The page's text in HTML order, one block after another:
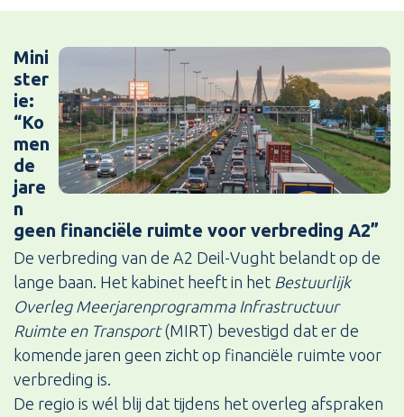
Mini
ster
ie:
“Ko
men
de
jare
n
geen financiële ruimte voor verbreding A2”
De verbreding van de A2 Deil-Vught belandt op de
lange baan. Het kabinet heeft in het Bestuurlijk
Overleg Meerjarenprogramma Infrastructuur
Ruimte en Transport(MIRT) bevestigd dat er de
komende jaren geen zicht op financiële ruimte voor
verbreding is.
De regio is wél blij dat tijdens het overleg afspraken